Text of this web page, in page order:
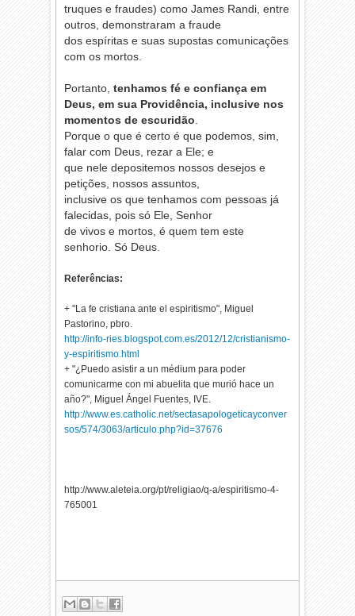
truques e fraudes) como James Randi, entre
outros, demonstraram a fraude
dos espíritas e suas supostas comunicações
com os mortos.
Portanto,tenhamos fé e confiança em
Deus, em sua Providência, inclusive nos
momentos de escuridão
Porque o que é certo é que podemos, sim,
falar com Deus, rezar a Ele; e
que nele depositemos nossos desejos e
petições, nossos assuntos,
inclusive os que tenhamos com pessoas já
falecidas, pois só Ele, Senhor
de vivos e mortos, é quem tem este
senhorio. Só Deus.
Referências:
+ "La fe cristiana ante el espiritismo", Miguel
Pastorino, pbro.
http://info-ries.blogspot.com.es/2012/12/cristianismo-
y-espiritismo.html
+ "¿Puedo asistir a un médium para poder
comunicarme con mi abuelita que murió hace un
año?", Miguel Ángel Fuentes, IVE.
http://www.es.catholic.net/sectasapologeticayconver
sos/574/3063/articulo.php?id=37676
http://www.aleteia.org/pt/religiao/q-a/espiritismo-4-
765001